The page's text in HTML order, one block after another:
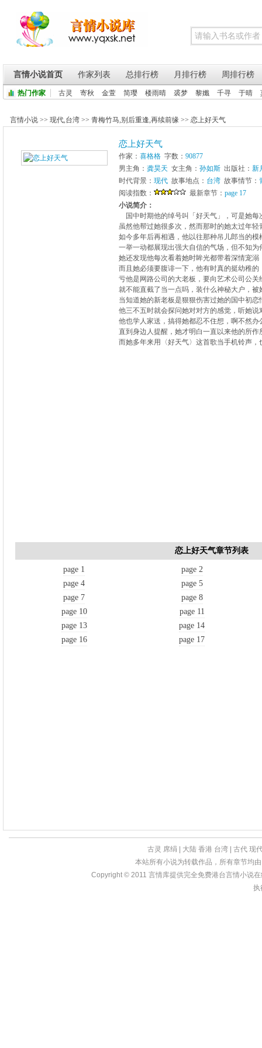
言情小说首页 作家列表 总排行榜 月排行榜 周排行榜
热门作家 古灵 寄秋 金萱 简璎 楼雨晴 裘梦 黎孅 千寻 于晴
言情小说 >> 现代,台湾 >> 青梅竹马,别后重逢,再续前缘 >> 恋上好天气
恋上好天气
作家： 喜格格 字数： 90877
男主角： 龚昊天 女主角： 孙如斯 出版社： 新
时代背景： 现代 故事地点： 台湾 故事情节：
阅读指数：
最新章节： page 17
小说简介：
国中时期他的绰号叫「好天气」，可是她每
虽然他帮过她很多次，然而那时的她太过年
如今多年后再相遇，他以往那种吊儿郎当的模
一举一动都展现出强大自信的气场，但不知
她还发现他每次看着她时眸光都带着深情宠
而且她必须要腹诽一下，他有时真的挺幼稚的
亏他是网路公司的大老板，要向艺术公司公
就不能直截了当一点吗，装什么神秘大户，被
当知道她的新老板是狠狠伤害过她的国中初恋
他三不五时就会探问她对对方的感觉，听她
他也学人家送，搞得她都忍不住想，啊不然
直到身边人提醒，她才明白一直以来他的所作
而她多年来用〈好天气〉这首歌当手机铃声
恋上好天气章节列表
page 1
page 2
page 4
page 5
page 7
page 8
page 10
page 11
page 13
page 14
page 16
page 17
古灵 席绢 大陆 香港 台湾 古代 现
本站所有小说为转载作品，所有章节均
Copyright © 2011 言情库提供完全免费港台言情小说
执